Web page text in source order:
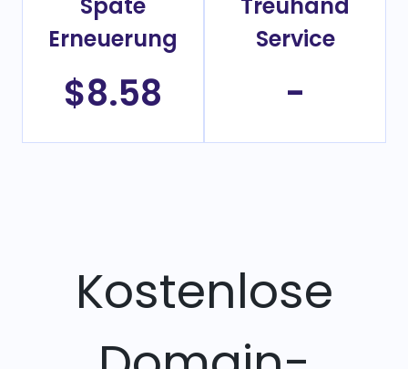
Späte
Erneuerung
$8.58
Treuhand
Service
-
Kostenlose